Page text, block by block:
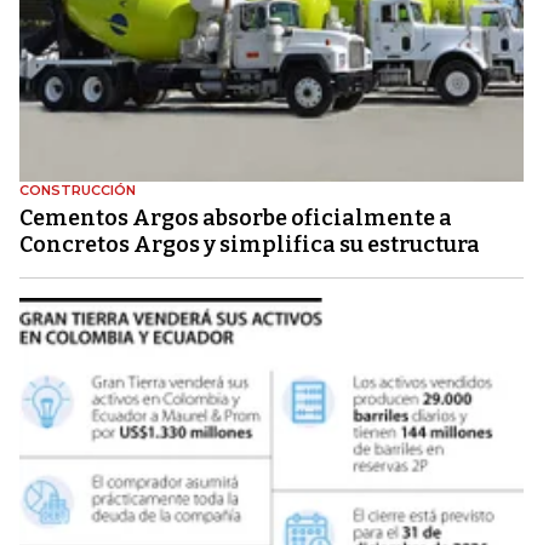
CONSTRUCCIÓN
Cementos Argos absorbe oficialmente a
Concretos Argos y simplifica su estructura